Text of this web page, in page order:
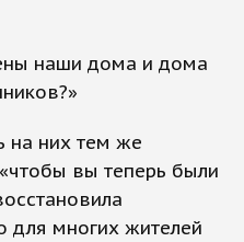
наши дома и дома
на них тем же
вы теперь были
для многих жителей